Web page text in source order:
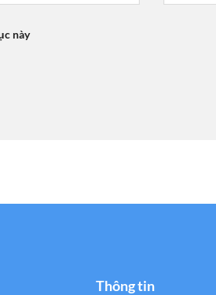
này
Thông tin